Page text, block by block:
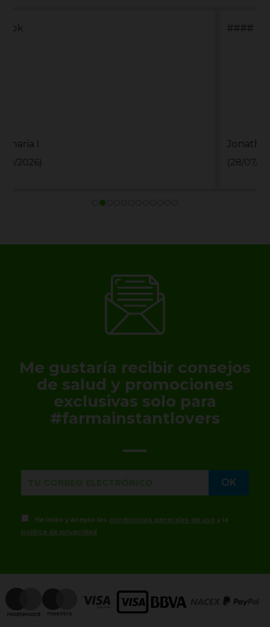
Jonathan J
(28/07/2026)
Me gustaría recibir consejos
de salud y promociones
exclusivas solo para
#farmainstantlovers
He leído y acepto las condiciones generales de uso y la
política de privacidad